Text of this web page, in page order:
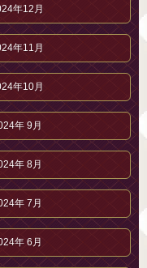
年12月
年11月
年10月
年 9月
年 8月
年 7月
年 6月